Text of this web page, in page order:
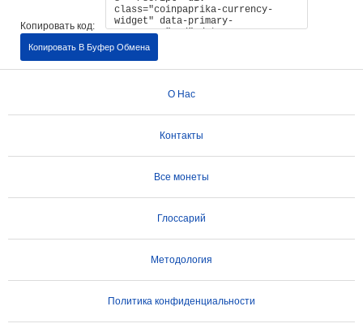
Копировать код:
Копировать В Буфер Обмена
О Нас
Контакты
Все монеты
Глоссарий
Методология
Политика конфиденциальности